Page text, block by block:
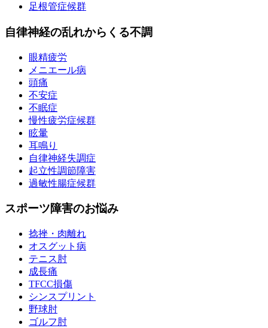
足根管症候群
自律神経の乱れからくる不調
眼精疲労
メニエール病
頭痛
不安症
不眠症
慢性疲労症候群
眩暈
耳鳴り
自律神経失調症
起立性調節障害
過敏性腸症候群
スポーツ障害のお悩み
捻挫・肉離れ
オスグット病
テニス肘
成長痛
TFCC損傷
シンスプリント
野球肘
ゴルフ肘